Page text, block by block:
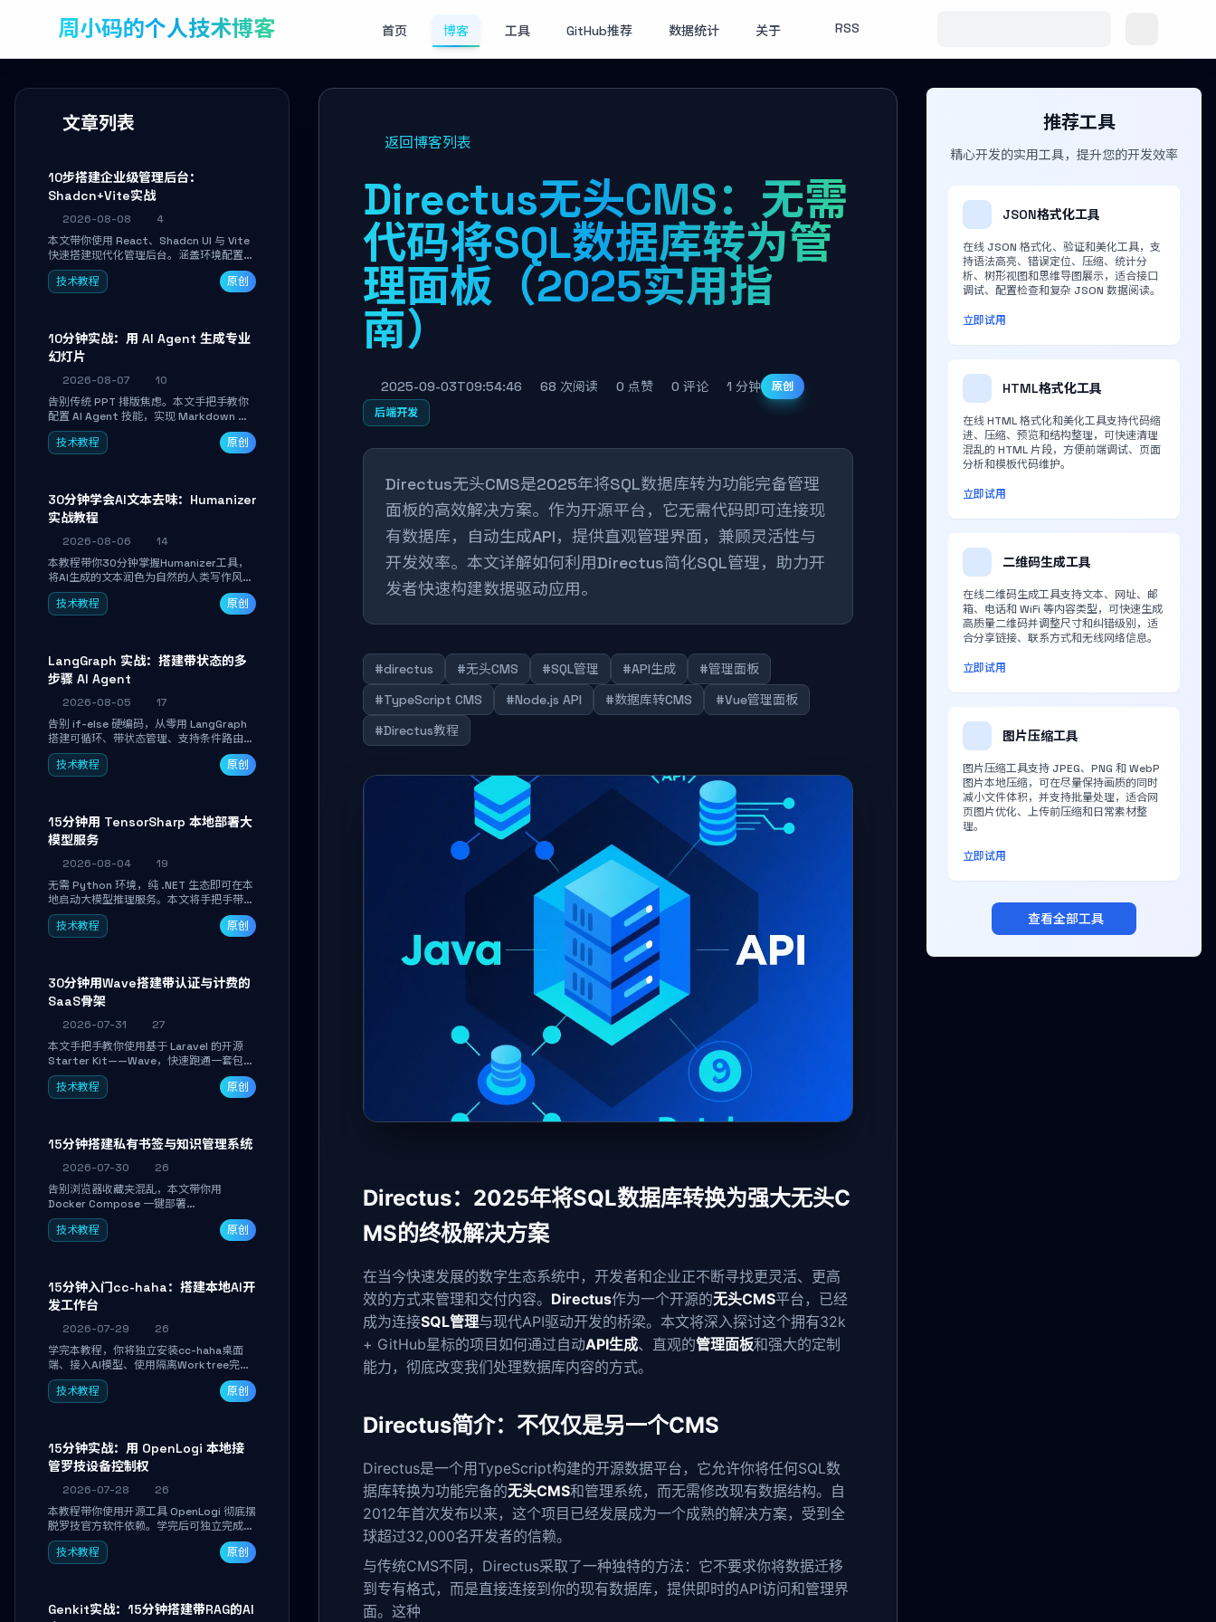
周小码的个人技术博客 首页 博客 工具 GitHub推荐 数据统计 关于 RSS
文章列表
10步搭建企业级管理后台：
Shadcn+Vite实战
2026-08-08
4
本文带你使用 React、Shadcn UI 与 Vite
快速搭建现代化管理后台。涵盖环境配置、
核心架构解析、用户管理模块实战及常见踩
坑指南。学完即可独立完成仪表盘搭建、组
技术教程 原创
10分钟实战：用 AI Agent 生成专业
幻灯片
2026-08-07
10
告别传统 PPT 排版焦虑。本文手把手教你
配置 AI Agent 技能，实现 Markdown 内
容自动转为带高级排版、AI 配图与 WebGL
运行时的 HTML 幻灯片。只需专注内容，
技术教程 原创
30分钟学会AI文本去味：Humanizer
实战教程
2026-08-06
14
本教程带你30分钟掌握Humanizer工具，
将AI生成的文本润色为自然的人类写作风
格。通过安装配置、实战示例和语音校准，
让你的内容告别AI痕迹，匹配个人写作习
技术教程 原创
LangGraph 实战：搭建带状态的多
步骤 AI Agent
2026-08-05
17
告别 if-else 硬编码，从零用 LangGraph
搭建可循环、带状态管理、支持条件路由的
多步骤 AI 代理。学完能独立编写包含自动
决策、工具调用和持久化状态的复杂工作
技术教程 原创
15分钟用 TensorSharp 本地部署大
模型服务
2026-08-04
19
无需 Python 环境，纯 .NET 生态即可在本
地启动大模型推理服务。本文将手把手带你
下载模型、配置 GPU 加速、启动 OpenAI
兼容 API，并在 C# 业务代码中无缝调用。
技术教程 原创
30分钟用Wave搭建带认证与计费的
SaaS骨架
2026-07-31
27
本文手把手教你使用基于 Laravel 的开源
Starter Kit——Wave，快速跑通一套包含
用户认证、订阅计费、角色权限和后台管理
的完整 SaaS 骨架。附带 Stripe 测试支付
技术教程 原创
15分钟搭建私有书签与知识管理系统
2026-07-30
26
告别浏览器收藏夹混乱，本文带你用
Docker Compose 一键部署
Linkwarden。15 分钟完成私有书签系统搭
建，掌握网页快照归档、高亮批注、分类管
技术教程 原创
15分钟入门cc-haha：搭建本地AI开
发工作台
2026-07-29
26
学完本教程，你将独立安装cc-haha桌面
端、接入AI模型、使用隔离Worktree完成
真实开发任务，并通过Diff审阅面板安全落
地AI代码改写。告别终端黑盒操作，让AI在
技术教程 原创
15分钟实战：用 OpenLogi 本地接
管罗技设备控制权
2026-07-28
26
本教程带你使用开源工具 OpenLogi 彻底摆
脱罗技官方软件依赖。学完后可独立完成设
备识别、按键重映射、DPI曲线配置与
SmartShift调节，实现完全离线控制，保
技术教程 原创
Genkit实战：15分钟搭建带RAG的AI
返回博客列表
Directus无头CMS：无需
代码将SQL数据库转为管
理面板（2025实用指
南）
2025-09-03T09:54:46 68 次阅读 0 点赞 0 评论 1 分钟
原创
后端开发
Directus无头CMS是2025年将SQL数据库转为功能完备管理
面板的高效解决方案。作为开源平台，它无需代码即可连接现
有数据库，自动生成API，提供直观管理界面，兼顾灵活性与
开发效率。本文详解如何利用Directus简化SQL管理，助力开
发者快速构建数据驱动应用。
#directus #无头CMS #SQL管理 #API生成
#管理面板
#TypeScript CMS
#Node.js API #数据库转CMS
#Vue管理面板
#Directus教程
Directus：2025年将SQL数据库转换为强大无头C
MS的终极解决方案
在当今快速发展的数字生态系统中，开发者和企业正不断寻找更灵活、更高
效的方式来管理和交付内容。 Directus作为一个开源的无头CMS平台，已经
成为连接SQL管理与现代API驱动开发的桥梁。本文将深入探讨这个拥有32k
+ GitHub星标的项目如何通过自动API生成、直观的管理面板和强大的定制
能力，彻底改变我们处理数据库内容的方式。
Directus简介：不仅仅是另一个CMS
Directus是一个用TypeScript构建的开源数据平台，它允许你将任何SQL数
据库转换为功能完备的无头CMS和管理系统，而无需修改现有数据结构。自
2012年首次发布以来，这个项目已经发展成为一个成熟的解决方案，受到全
球超过32,000名开发者的信赖。
与传统CMS不同，Directus采取了一种独特的方法：它不要求你将数据迁移
到专有格式，而是直接连接到你的现有数据库，提供即时的API访问和管理界
面。这种
推荐工具
精心开发的实用工具，提升您的开发效率
JSON格式化工具
在线 JSON 格式化、验证和美化工具，支
持语法高亮、错误定位、压缩、统计分
析、树形视图和思维导图展示，适合接口
调试、配置检查和复杂 JSON 数据阅读。
立即试用
HTML格式化工具
在线 HTML 格式化和美化工具支持代码缩
进、压缩、预览和结构整理，可快速清理
混乱的 HTML 片段，方便前端调试、页面
分析和模板代码维护。
立即试用
二维码生成工具
在线二维码生成工具支持文本、网址、邮
箱、电话和 WiFi 等内容类型，可快速生成
高质量二维码并调整尺寸和纠错级别，适
合分享链接、联系方式和无线网络信息。
立即试用
图片压缩工具
图片压缩工具支持 JPEG、PNG 和 WebP
图片本地压缩，可在尽量保持画质的同时
减小文件体积，并支持批量处理，适合网
页图片优化、上传前压缩和日常素材整
理。
立即试用
查看全部工具